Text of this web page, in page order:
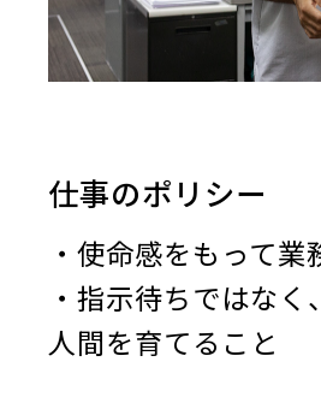
仕事のポリシー
・使命感をもって業
・指示待ちではな
人間を育てること